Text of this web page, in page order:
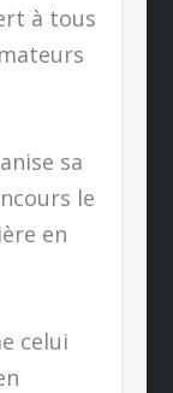
à tous
sa
le
en
celui